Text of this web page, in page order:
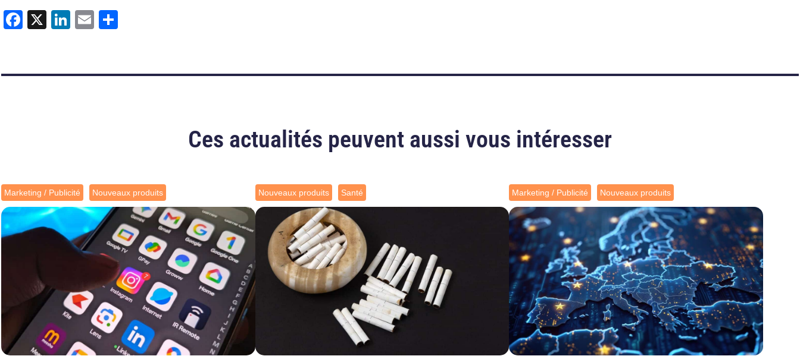
Facebook
X LinkedIn
Email
Ces actualités peuvent aussi vous intéresser
Marketing / Publicité Nouveaux produits Nouveaux produits Santé Marketing / Publicité Nouveaux produits